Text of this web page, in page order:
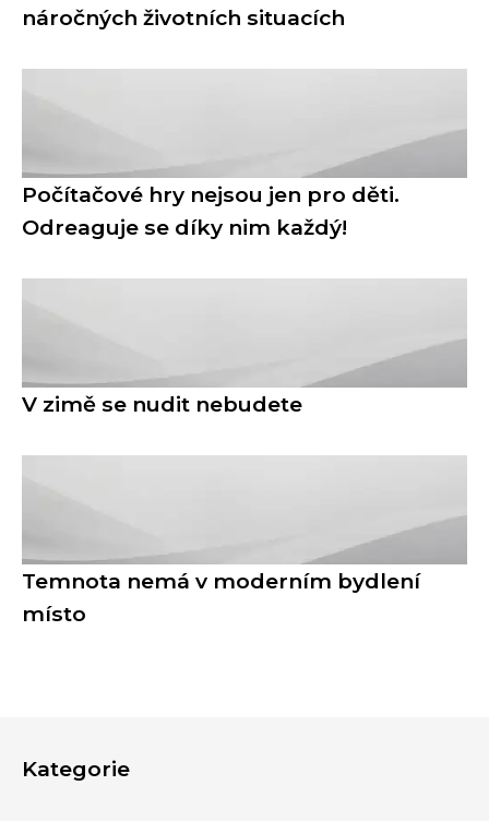
náročných životních situacích
Počítačové hry nejsou jen pro děti.
Odreaguje se díky nim každý!
V zimě se nudit nebudete
Temnota nemá v moderním bydlení
místo
Kategorie